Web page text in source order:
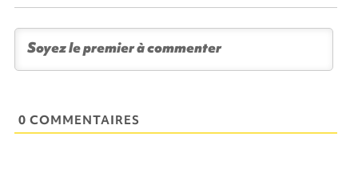
0 COMMENTAIRES